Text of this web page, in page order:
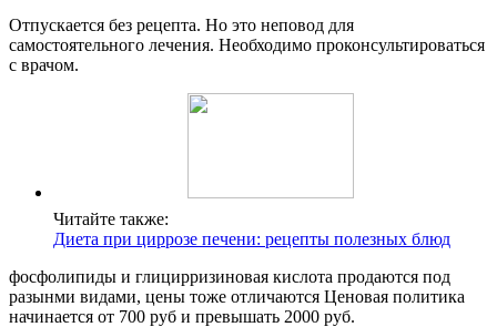
Отпускается без рецепта. Но это неповод для
самостоятельного лечения. Необходимо проконсультироваться
с врачом.
Читайте также:
Диета при циррозе печени: рецепты полезных блюд
фосфолипиды и глицирризиновая кислота продаются под
разынми видами, цены тоже отличаются Ценовая политика
начинается от 700 руб и превышать 2000 руб.